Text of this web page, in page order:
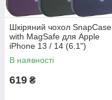
Шкіряний чохол SnapCase
with MagSafe для Apple
iPhone 13 / 14 (6.1")
В наявності
619 ₴